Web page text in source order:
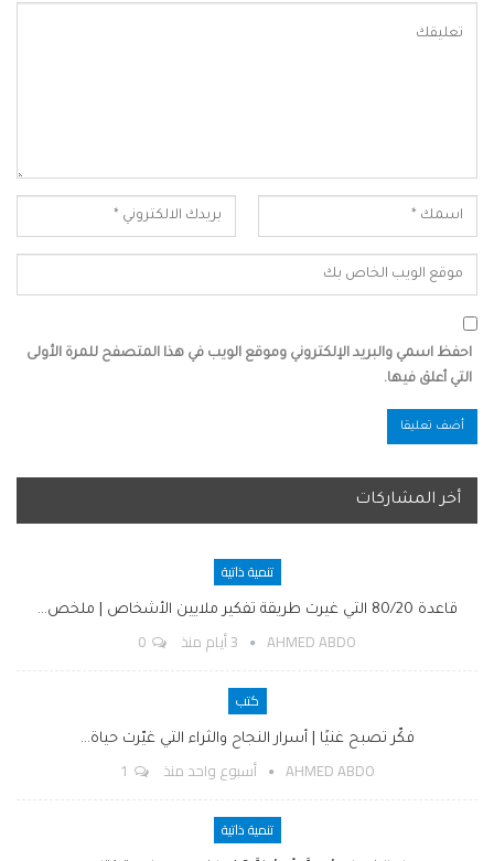
احفظ اسمي والبريد الإلكتروني وموقع الويب في هذا المتصفح للمرة الأولى
التي أعلق فيها.
أخر المشاركات
تنمية ذاتية
قاعدة 80/20 التي غيرت طريقة تفكير ملايين الأشخاص | ملخص…
AHMED ABDO 3 أيام منذ
كتب
فكّر تصبح غنيًا | أسرار النجاح والثراء التي غيّرت حياة…
AHMED ABDO أسبوع واحد منذ
تنمية ذاتية